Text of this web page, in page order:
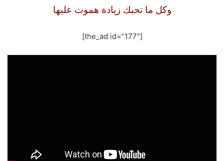
وكل ما تحبك زيادة هموت عليها
[the_ad id=”177″]